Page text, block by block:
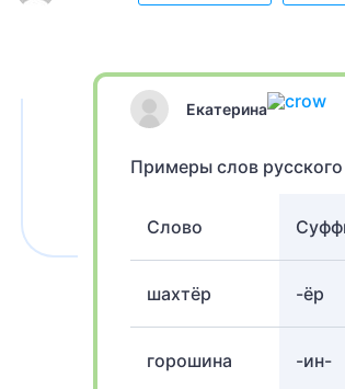
Екатерина
Примеры слов
Слово
шахтёр -ёр
горошина -ин-